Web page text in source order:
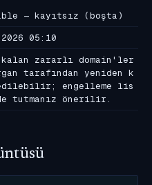
— kayıtsız (boşta)
05:10
kalan zararlı domain'ler
tarafından yeniden k
engelleme lis
tutmanız önerilir.